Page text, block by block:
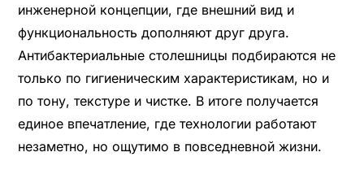
инженерной концепции, где внешний вид и
функциональность дополняют друг друга.
Антибактериальные столешницы подбираются не
только по гигиеническим характеристикам, но и
по тону, текстуре и чистке. В итоге получается
единое впечатление, где технологии работают
незаметно, но ощутимо в повседневной жизни.